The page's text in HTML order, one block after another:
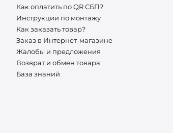
Как оплатить по QR СБП?
Инструкции по монтажу
Как заказать товар?
Заказ в Интернет-магазине
Жалобы и предложения
Возврат и обмен товара
База знаний